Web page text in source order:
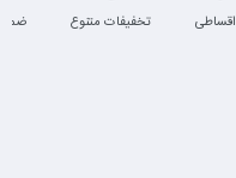
تخفیفات متنوع